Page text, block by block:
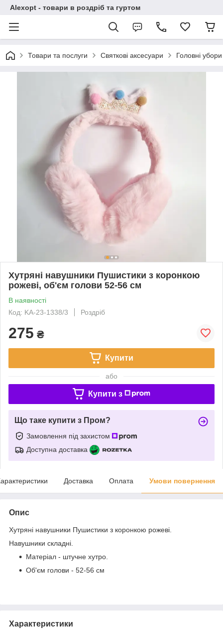
Alexopt - товари в роздріб та гуртом
Товари та послуги Святкові аксесуари Головні убори
Хутряні навушники Пушистики з коронкою
рожеві, об'єм голови 52-56 см
В наявності
Код: KA-23-1338/3
Роздріб
275 ₴
Купити
або
Купити з
Що таке купити з Пром?
Замовлення під захистом
Доступна доставка
Доставка Оплата Умови повернення
Опис
Хутряні навушники Пушистики з коронкою рожеві.
Навушники складні.
Матеріал - штучне хутро.
Об'єм голови - 52-56 см
Характеристики